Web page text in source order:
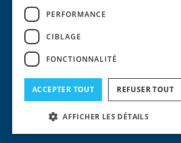
© 2024
Squair
International
Actualités
Contact
Informations Légales
Mentions Légales
Politique de confidentialité
PERFORMANCE
CIBLAGE
FONCTIONNALITÉ
ACCEPTER TOUT REFUSER TOUT
AFFICHER LES DÉTAILS